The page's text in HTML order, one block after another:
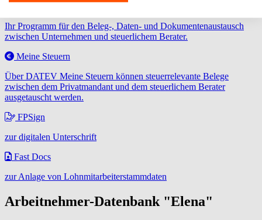
Ihr Programm für den Beleg-, Daten- und Dokumentenaustausch
zwischen Unternehmen und steuerlichem Berater.
Meine Steuern
Über DATEV Meine Steuern können steuerrelevante Belege
zwischen dem Privatmandant und dem steuerlichem Berater
ausgetauscht werden.
FPSign
zur digitalen Unterschrift
Fast Docs
zur Anlage von Lohnmitarbeiterstammdaten
Arbeitnehmer-Datenbank "Elena"